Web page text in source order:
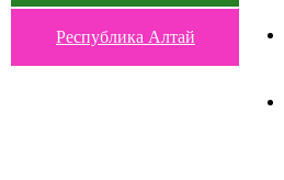
Республика Алтай